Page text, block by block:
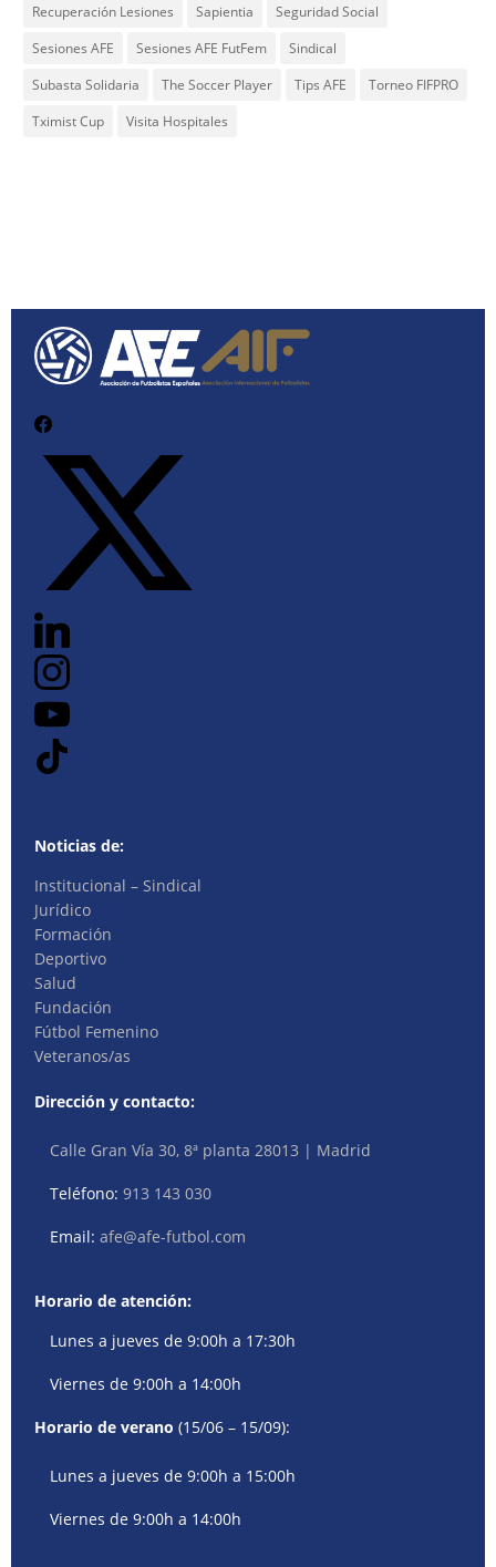
Recuperación Lesiones
Sapientia
Seguridad Social
Sesiones AFE
Sesiones AFE FutFem
Sindical
Subasta Solidaria
The Soccer Player Tips AFE
Torneo FIFPRO
Tximist Cup
Visita Hospitales
Noticias de:
Institucional – Sindical
Jurídico
Formación
Deportivo
Salud
Fundación
Fútbol Femenino
Veteranos/as
Dirección y contacto:
Calle Gran Vía 30, 8ª planta 28013 | Madrid
Teléfono:913 143 030
Email:afe@afe-futbol.com
Horario de atención:
Lunes a jueves de 9:00h a 17:30h
Viernes de 9:00h a 14:00h
Horario de verano (15/06 – 15/09):
Lunes a jueves de 9:00h a 15:00h
Viernes de 9:00h a 14:00h